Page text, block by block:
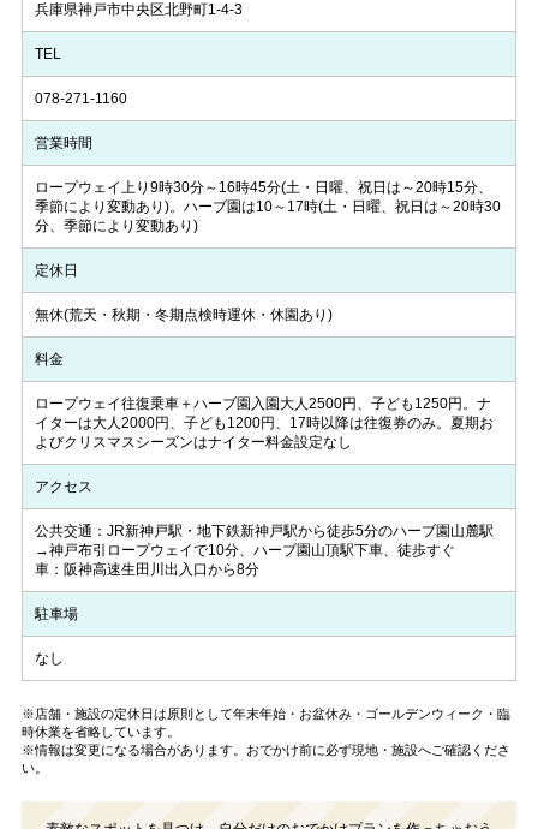
兵庫県神戸市中央区北野町1-4-3
TEL
078-271-1160
営業時間
ロープウェイ上り9時30分～16時45分(土・日曜、祝日は～20時15分、
季節により変動あり)。ハーブ園は10～17時(土・日曜、祝日は～20時30
分、季節により変動あり)
定休日
無休(荒天・秋期・冬期点検時運休・休園あり)
料金
ロープウェイ往復乗車＋ハーブ園入園大人2500円、子ども1250円。ナ
イターは大人2000円、子ども1200円、17時以降は往復券のみ。夏期お
よびクリスマスシーズンはナイター料金設定なし
アクセス
公共交通：JR新神戸駅・地下鉄新神戸駅から徒歩5分のハーブ園山麓駅
→神戸布引ロープウェイで10分、ハーブ園山頂駅下車、徒歩すぐ
車：阪神高速生田川出入口から8分
駐車場
なし
※店舗・施設の定休日は原則として年末年始・お盆休み・ゴールデンウィーク・臨
時休業を省略しています。
※情報は変更になる場合があります。おでかけ前に必ず現地・施設へご確認くださ
い。